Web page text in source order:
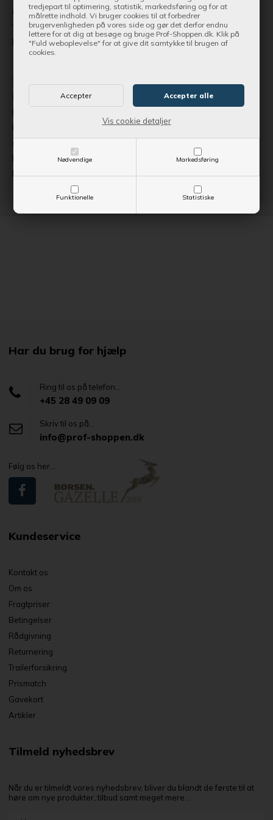
tredjepart til optimering, statistik, markedsføring og for at
målrette indhold. Vi bruger cookies til at forbedrer
brugervenligheden på vores side og gør det derfor endnu
lettere for at dig at besøge og bruge Prof-Shoppen.dk. Klik på
"Fuld weboplevelse" for at give dit samtykke til brugen af
cookies.
Nødvendige Markedsføring
Funktionelle Statistiske
Vis cookie detaljer
afhentes på adressen
Torsdag 09.00-17.00 eller efter aftale
Bemærk: Lukket i uge 28 og uge 29
Rugvænget 5, 4100 Ringsted
Butikssalg og værksted | Trailercenter
Få havetraktorer | Have- og parkprodukter kan ikke afhentes på
adressen
Mandag - fredag: 09.00 - 17.00 · Søndag: 11.00 - 15.00
Bemærk: Lukket alle søndage i juli og august
Har du brug for hjælp
Ring til os på telefon...
+45 28 49 09 09
Skriv til os på...
info@prof-shoppen.dk
Følg os her...
Kundeservice
Kontakt os
Om os
Fragtpriser
Betingelser
Rådgivning
Returnering
Trailerforsikring
Prismatch
Gavekort
Artikler
Tilmeld nyhedsbrev
Når du er tilmeldt vores nyhedsbrev, bliver du blandt de første til at
høre om nye produkter, tilbud samt meget mere...